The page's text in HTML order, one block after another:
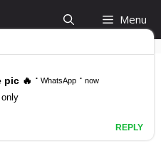
Menu
ke